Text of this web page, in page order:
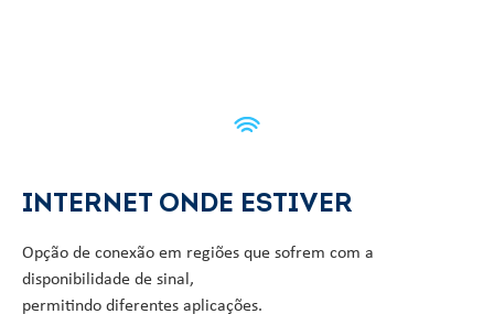
INTERNET ONDE ESTIVER
Opção de conexão em regiões que sofrem com a
disponibilidade de sinal,
permitindo diferentes aplicações.